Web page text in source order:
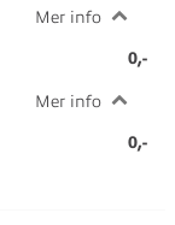
Mer info
0,-
Mer info
0,-